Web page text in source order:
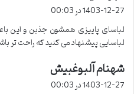
ف
ت
:
1403-12-27 در 00:03
لباسای پاییزی همشون جذبن و این
لباسایی پیشنهاد می کنید که راحت
شهنام آلبوغبیش
1403-12-27 در 00:03